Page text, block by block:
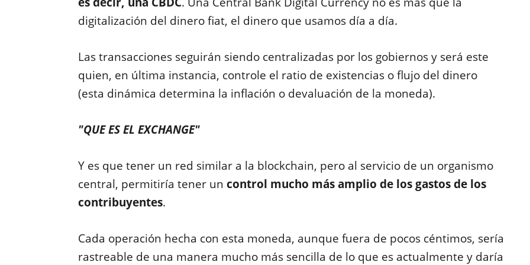
digitalización del dinero fiat, el dinero que usamos día a día.
Las transacciones seguirán siendo centralizadas por los gobiernos y será este
quien, en última instancia, controle el ratio de existencias o flujo del dinero
(esta dinámica determina la inflación o devaluación de la moneda).
"QUE ES EL EXCHANGE"
Y es que tener un red similar a la blockchain, pero al servicio de un organismo
central, permitiría tener un control mucho más amplio de los gastos de los
contribuyentes.
Cada operación hecha con esta moneda, aunque fuera de pocos céntimos, sería
rastreable de una manera mucho más sencilla de lo que es actualmente y daría